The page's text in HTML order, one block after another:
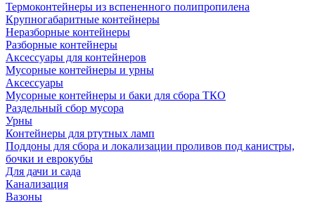
Термоконтейнеры из вспененного полипропилена
Крупногабаритные контейнеры
Неразборные контейнеры
Разборные контейнеры
Аксессуары для контейнеров
Мусорные контейнеры и урны
Аксессуары
Мусорные контейнеры и баки для сбора ТКО
Раздельный сбор мусора
Урны
Контейнеры для ртутных ламп
Поддоны для сбора и локализации проливов под канистры,
бочки и еврокубы
Для дачи и сада
Канализация
Вазоны